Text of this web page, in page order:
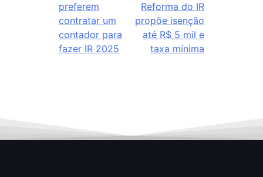
preferem
contratar um
contador para
fazer IR 2025
Reforma do IR
propõe isenção
até R$ 5 mil e
taxa mínima